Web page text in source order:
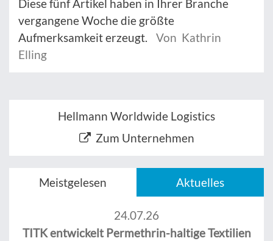
Diese fünf Artikel haben in Ihrer Branche
vergangene Woche die größte
Aufmerksamkeit erzeugt.
Von Kathrin
Elling
Hellmann Worldwide Logistics
Zum Unternehmen
Meistgelesen Aktuelles
24.07.26
TITK entwickelt Permethrin-haltige Textilien